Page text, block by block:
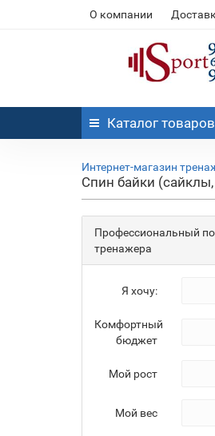
О компании
Каталог товаров
Интернет-магазин
Спин байки
Профессиональный
тренажера
Я хочу:
Комфортный
бюджет
Мой рост
Мой вес